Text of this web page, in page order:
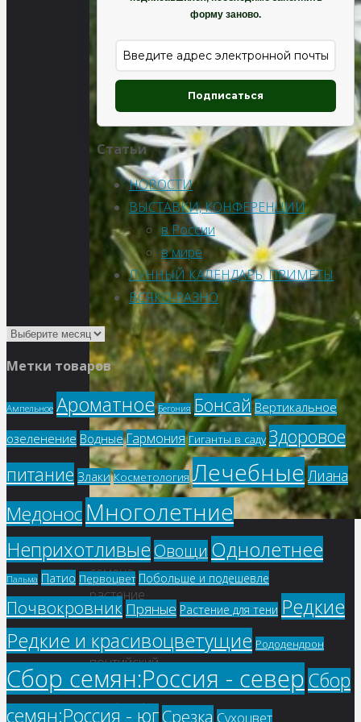
Купить
семена,
растение
–
Птицемлечник
понтийский
(Ornithogalum
роnticum)
форму заново.
Подписаться
Статьи
НОВОСТИ
ВЫСТАВКИ, КОНФЕРЕНЦИИ
в России
в мире
ЛУННЫЙ КАЛЕНДАРЬ. ПРИМЕТЫ
ВСЯКО-РАЗНО
Метки товаров
Ампельное Ароматное Бегония Бонсай Вертикальное
озеленение Водные Гармония Гиганты в саду Здоровое
питание Злаки Косметология Лечебные Лиана
МедоносМноголетние
Неприхотливые Овощи Однолетнее
Пальма Патио Первоцвет Побольше и подешевле
Почвокровник Пряные Растение для тени Редкие
Редкие и красивоцветущие Рододендрон
Сбор семян:Россия - северСбор
семян:Россия - югСрезка Сухоцвет